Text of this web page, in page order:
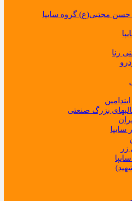
رنا
بزرگ صنعتی
سایپا